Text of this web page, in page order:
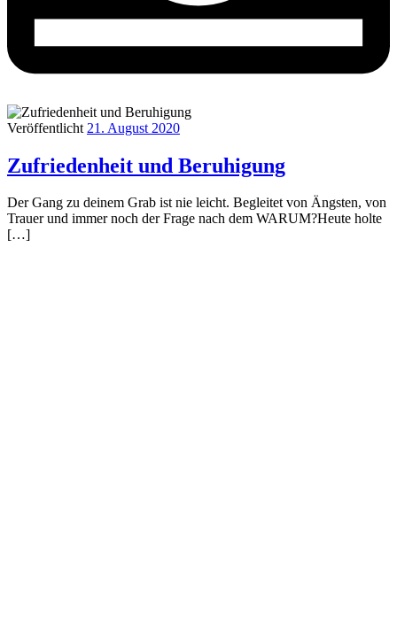
Veröffentlicht 21. August 2020
Zufriedenheit und Beruhigung
Der Gang zu deinem Grab ist nie leicht. Begleitet von Ängsten, von
Trauer und immer noch der Frage nach dem WARUM?Heute holte
[…]